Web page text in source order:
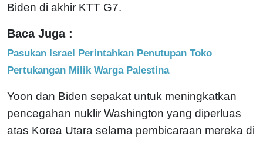
Biden di akhir KTT G7.
Baca Juga :
Pasukan Israel Perintahkan Penutupan Toko
Pertukangan Milik Warga Palestina
Yoon dan Biden sepakat untuk meningkatkan
pencegahan nuklir Washington yang diperluas
atas Korea Utara selama pembicaraan mereka di